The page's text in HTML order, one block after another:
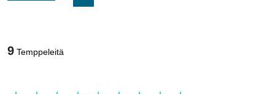
9 Temppeleitä